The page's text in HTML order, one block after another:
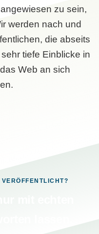
zu sein,
werden nach und
die abseits
tiefe Einblicke in
Web an sich